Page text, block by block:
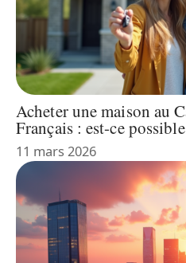
Acheter une maison au
Français : est-ce
11 mars 2026